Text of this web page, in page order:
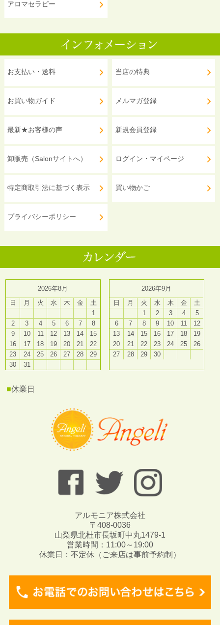
アロマセラピー
お支払い・送料
お買い物ガイド
最新★お客様の声
卸販売（Salonサイトへ）
特定商取引法に基づく表示
プライバシーポリシー
当店の特典
メルマガ登録
新規会員登録
ログイン・マイページ
買い物かご
2026年8月
日
月 火 水 木 金
土
1
2
3 4 5 6 7
8
9
10 11 12 13 14
15
16
17 18 19 20 21
22
23
24 25 26 27 28
29
30
31
2026年9月
日
月 火 水 木 金
土
1
2 3 4
5
6
7 8 9 10 11
12
13
14 15 16 17 18
19
20
21 22 23 24 25
26
27
28 29 30
■休業日
アルモニア株式会社
〒408-0036
山梨県北杜市長坂町中丸1479-1
営業時間：11:00～19:00
休業日：不定休（ご来店は事前予約制）